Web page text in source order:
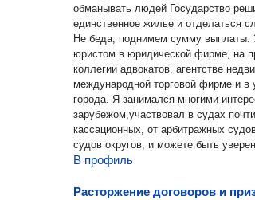
обманывать людей Государство решило забрать у вас
единственное жилье и отделаться
Не беда, поднимем сумму выплаты. За 12 лет я проработал
юристом в юридической фирме, на
коллегии адвокатов, агентстве
международной торговой фирме и
города. Я занимался многими интересными делами, судился
зарубежом,участвовал в судах
кассационных, от арбитражных
судов округов, и можете быть
проблемы в надёжных руках. Прежде чем мы заключим договор - в
развития решения проблемы, и
В профиль